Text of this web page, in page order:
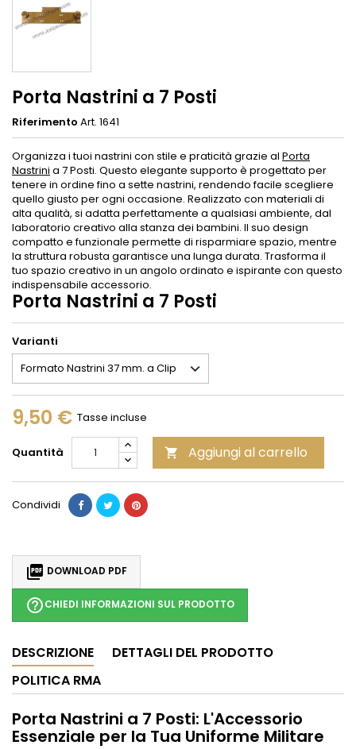
Porta Nastrini a 7 Posti
Riferimento Art. 1641
Organizza i tuoi nastrini con stile e praticità grazie al Porta
Nastrini a 7 Posti. Questo elegante supporto è progettato per
tenere in ordine fino a sette nastrini, rendendo facile scegliere
quello giusto per ogni occasione. Realizzato con materiali di
alta qualità, si adatta perfettamente a qualsiasi ambiente, dal
laboratorio creativo alla stanza dei bambini. Il suo design
compatto e funzionale permette di risparmiare spazio, mentre
la struttura robusta garantisce una lunga durata. Trasforma il
tuo spazio creativo in un angolo ordinato e ispirante con questo
indispensabile accessorio.
Porta Nastrini a 7 Posti
Varianti
9,50 € Tasse incluse
Quantità  Aggiungi al carrello
Condividi
 DOWNLOAD PDF
help_outlineCHIEDI INFORMAZIONI SUL PRODOTTO
DESCRIZIONE
DETTAGLI DEL PRODOTTO
POLITICA RMA
Porta Nastrini a 7 Posti: L'Accessorio
Essenziale per la Tua Uniforme Militare